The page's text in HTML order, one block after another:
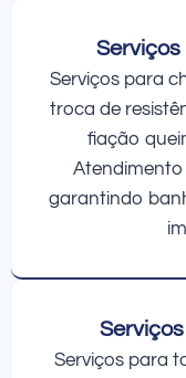
Serviços para
troca de
fiação
garantindo
Serviços para